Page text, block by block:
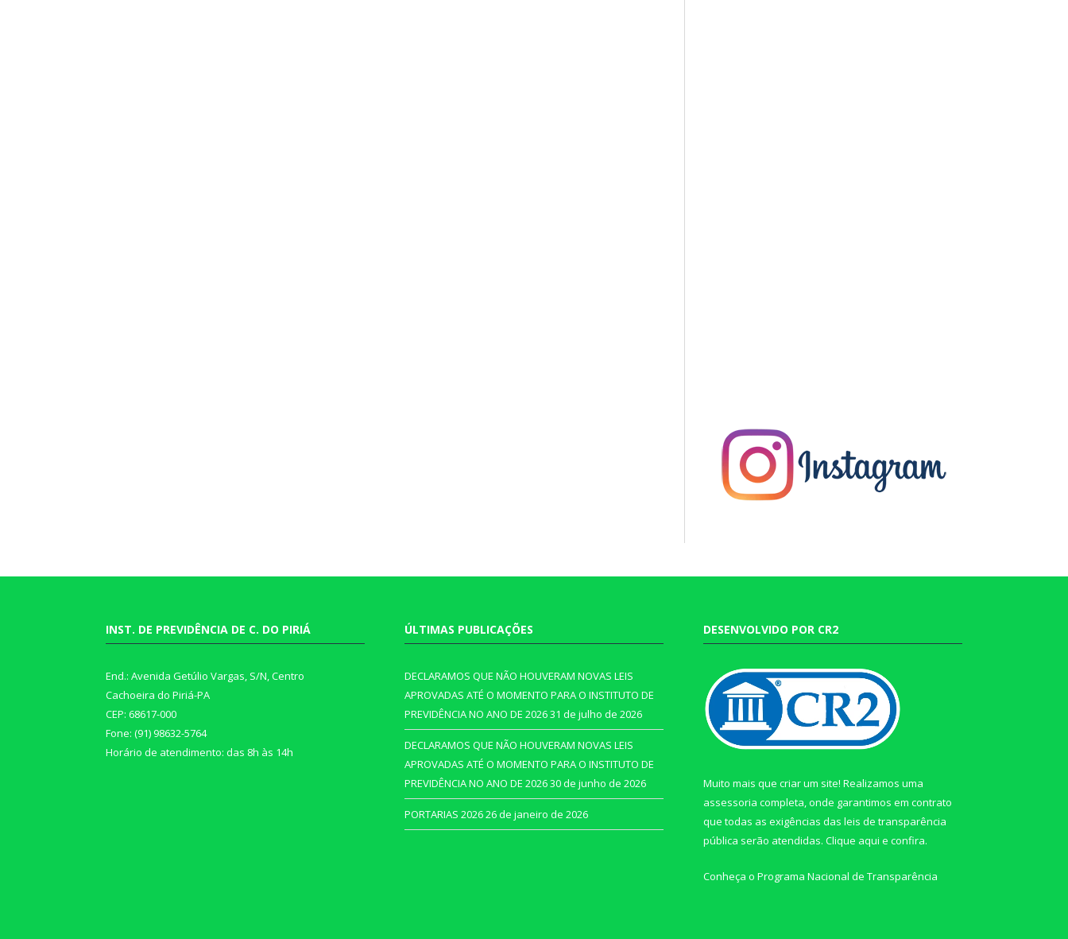
INST. DE PREVIDÊNCIA DE C. DO PIRIÁ
End.: Avenida Getúlio Vargas, S/N, Centro
Cachoeira do Piriá-PA
CEP: 68617-000
Fone: (91) 98632-5764
Horário de atendimento: das 8h às 14h
ÚLTIMAS PUBLICAÇÕES
DECLARAMOS QUE NÃO HOUVERAM NOVAS LEIS
APROVADAS ATÉ O MOMENTO PARA O INSTITUTO DE
PREVIDÊNCIA NO ANO DE 202631 de julho de 2026
DECLARAMOS QUE NÃO HOUVERAM NOVAS LEIS
APROVADAS ATÉ O MOMENTO PARA O INSTITUTO DE
PREVIDÊNCIA NO ANO DE 202630 de junho de 2026
PORTARIAS 202626 de janeiro de 2026
DESENVOLVIDO POR CR2
Muito mais que criar um site! Realizamos uma
assessoria completa, onde garantimos em contrato
que todas as exigências das leis de transparência
pública serão atendidas. Clique aqui e confira.
Conheça o Programa Nacional de Transparência